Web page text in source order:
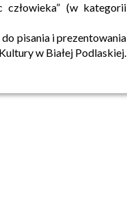
człowieka” (w kategorii
pisania i prezentowania
w Białej Podlaskiej.